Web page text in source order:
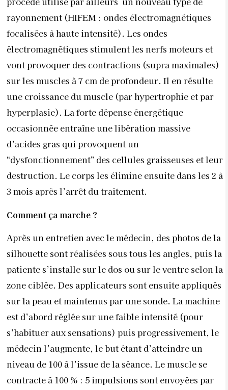
d’acides gras qui provoquent un
“dysfonctionnement” des cellules graisseuses et leur
destruction. Le corps les élimine ensuite dans les 2 à
3 mois après l’arrêt du traitement.
Comment ça marche?
Après un entretien avec le médecin, des photos de la
silhouette sont réalisées sous tous les angles, puis la
patiente s’installe sur le dos ou sur le ventre selon la
zone ciblée. Des applicateurs sont ensuite appliqués
sur la peau et maintenus par une sonde. La machine
est d’abord réglée sur une faible intensité (pour
s’habituer aux sensations) puis progressivement, le
médecin l’augmente, le but étant d’atteindre un
contracte à 100 % : 5 impulsions sont envoyées par
seconde, soit 20.000 en une séance de 30 minutes, ce
qui équivaut à 20.000 crunchs ou 20.000 squatts,
selon que l’on travaille le ventre ou les fesses (et
c’est l’ensemble du groupe musculaire à chaque fois
qui est concerné). Les sensations sont comparables à
celles de l’électro-stimulation, mais en termes de
puissance et de résultat sur le muscle, l’emsculpt
frôle la perfection.